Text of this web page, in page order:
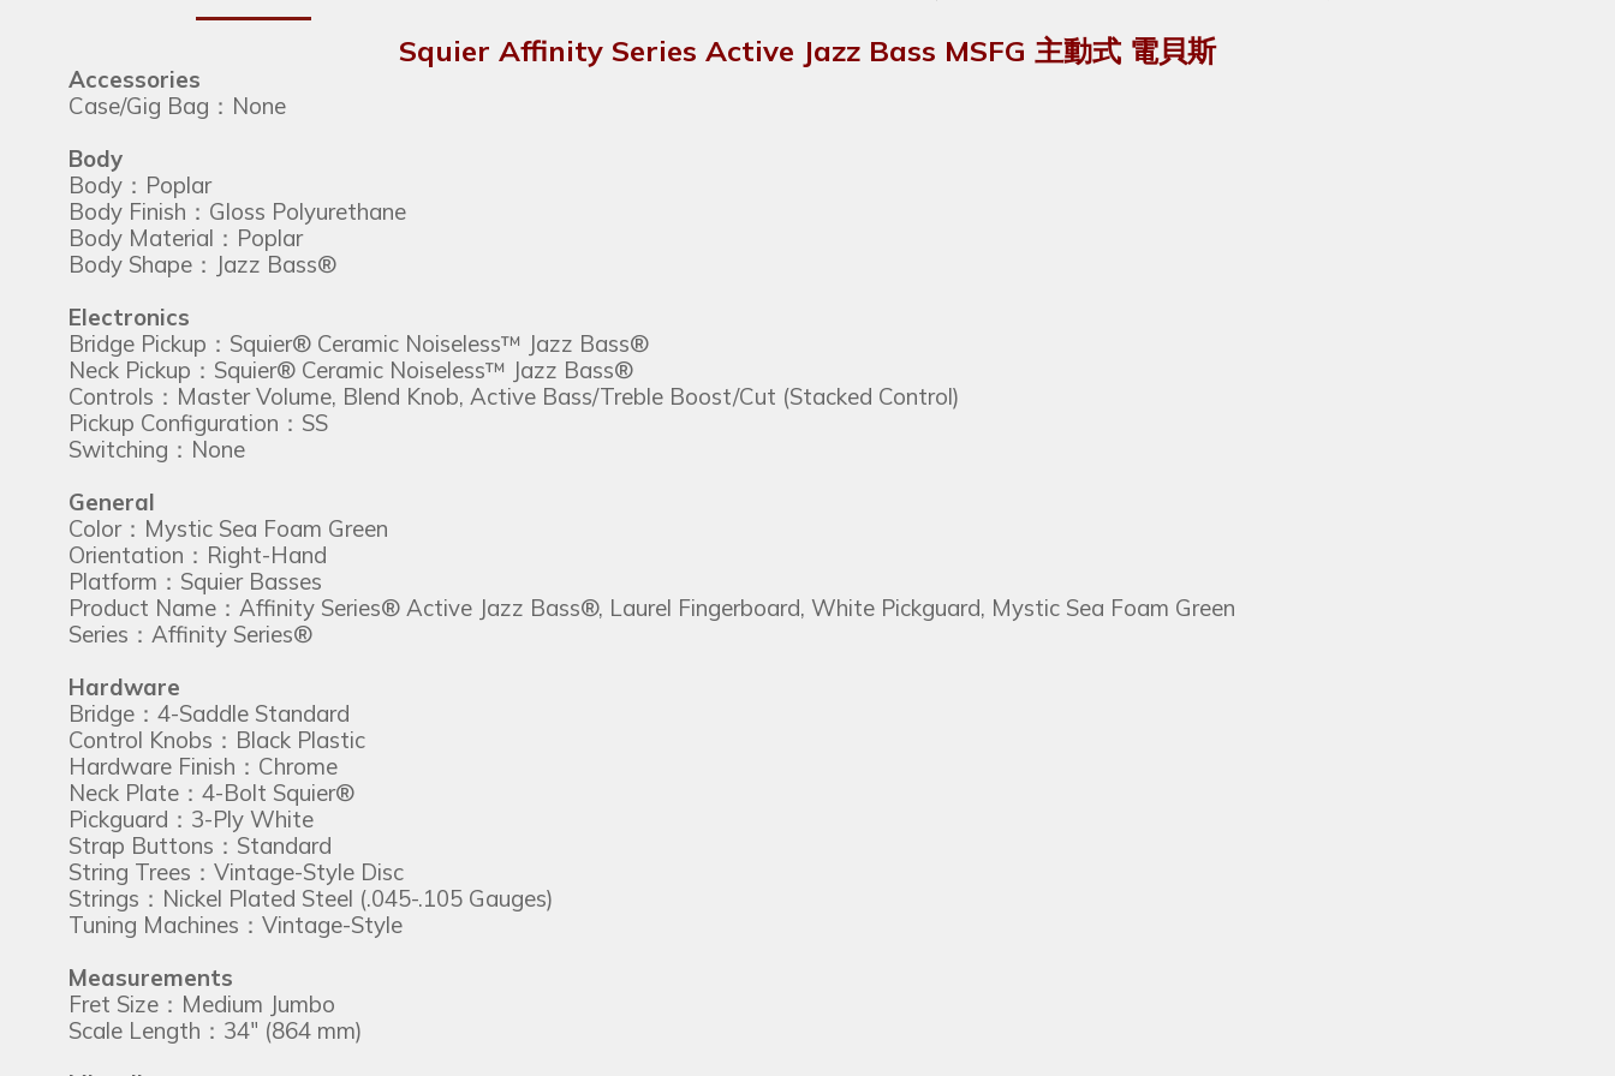
Squier Affinity Series Active Jazz Bass MSFG 主動式 電貝斯
Accessories
Case/Gig Bag：None
Body
Body：Poplar
Body Finish：Gloss Polyurethane
Body Material：Poplar
Body Shape：Jazz Bass®
Electronics
Bridge Pickup：Squier® Ceramic Noiseless™ Jazz Bass®
Neck Pickup：Squier® Ceramic Noiseless™ Jazz Bass®
Controls：Master Volume, Blend Knob, Active Bass/Treble Boost/Cut (Stacked Control)
Pickup Configuration：SS
Switching：None
General
Color：Mystic Sea Foam Green
Orientation：Right-Hand
Platform：Squier Basses
Product Name：Affinity Series® Active Jazz Bass®, Laurel Fingerboard, White Pickguard, Mystic Sea Foam Green
Series：Affinity Series®
Hardware
Bridge：4-Saddle Standard
Control Knobs：Black Plastic
Hardware Finish：Chrome
Neck Plate：4-Bolt Squier®
Pickguard：3-Ply White
Strap Buttons：Standard
String Trees：Vintage-Style Disc
Strings：Nickel Plated Steel (.045-.105 Gauges)
Tuning Machines：Vintage-Style
Measurements
Fret Size：Medium Jumbo
Scale Length：34" (864 mm)